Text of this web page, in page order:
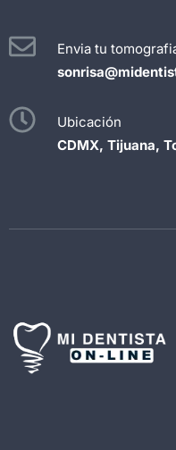
Envia tu
Ubicación
CDMX, Tijuana,